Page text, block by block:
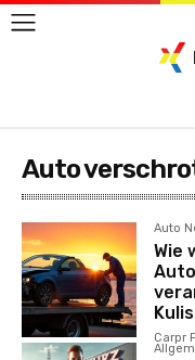
Auto
Auto
Wie
Carpr